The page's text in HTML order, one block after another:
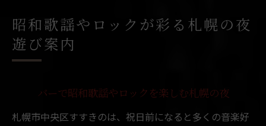
昭和歌謡やロックが彩る札幌の夜
遊び案内
バーで昭和歌謡やロックを楽しむ札幌の夜
札幌市中央区すすきのは、祝日前になると多くの音楽好